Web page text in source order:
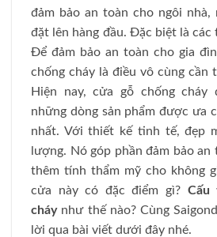
đảm bảo an toàn cho ngôi
đặt lên hàng đầu. Đặc biệt là các
Để đảm bảo an toàn cho gia
chống cháy là điều vô cùng cần
Hiện nay, cửa gỗ chống cháy
những dòng sản phẩm được ưa
nhất. Với thiết kế tinh tế, đẹp
lượng. Nó góp phần đảm bảo
thêm tính thẩm mỹ cho không
cửa này có đặc điểm gì? Cấu
cháynhư thế nào? Cùng
lời qua bài viết dưới đây nhé.